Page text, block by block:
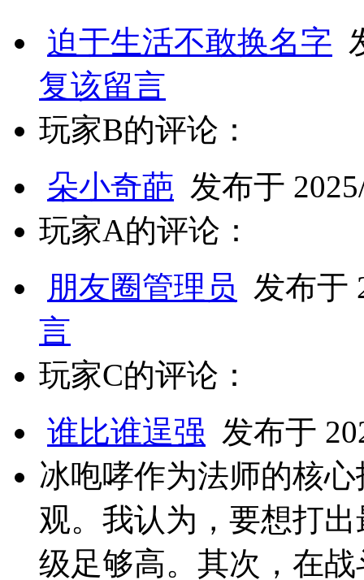
迫于生活不敢换名字
复该留言
玩家B的评论：
朵小奇葩 发布于
玩家A的评论：
朋友圈管理员 发布于
言
玩家C的评论：
谁比谁逞强 发布于
冰咆哮作为法师的核
观。我认为，要想打
级足够高。其次，在